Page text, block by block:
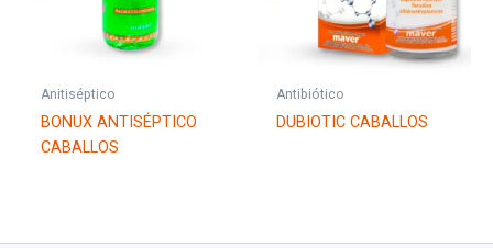
Anitiséptico
BONUX ANTISÉPTICO
CABALLOS
Antibiótico
DUBIOTIC CABALLOS